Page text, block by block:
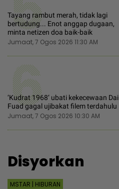
Tayang rambut merah, tidak lagi
bertudung... Enot anggap dugaan,
minta netizen doa baik-baik
Jumaat, 7 Ogos 2026 11:30 AM
6
‘Kudrat 1968‘ ubati kekecewaan Dai
Fuad gagal ujibakat filem terdahulu
Jumaat, 7 Ogos 2026 10:30 AM
Disyorkan
MSTAR | HIBURAN